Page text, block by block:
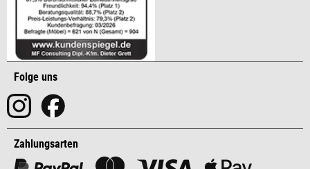
Folge uns
Zahlungsarten